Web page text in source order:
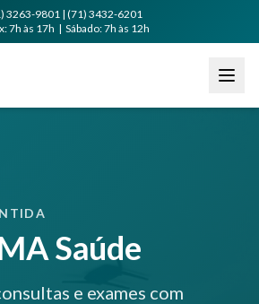
3263-9801 | (71) 3432-6201
7h às 17h | Sábado: 7h às 12h
Saúde
e exames com